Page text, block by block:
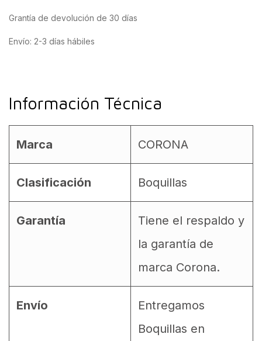
Grantía de devolución de 30 días
Envío: 2-3 días hábiles
Información Técnica
Marca CORONA
Clasificación Boquillas
Garantía
Tiene el respaldo y
la garantía de
marca Corona.
Envío
Entregamos
Boquillas en